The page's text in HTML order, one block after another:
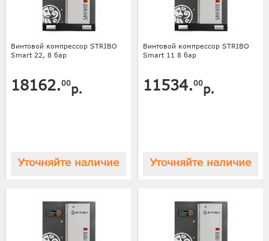
Винтовой компрессор STRIBO
Smart 22, 8 бар
18162.00р.
Уточняйте наличие
Винтовой компрессор STRIBO
Smart 11 8 бар
11534.00р.
Уточняйте наличие